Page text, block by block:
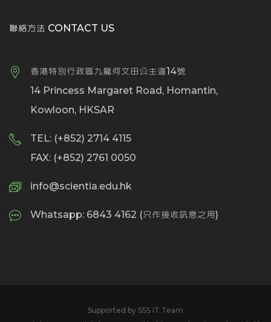
聯絡方法 CONTACT US
香港特別行政區九龍何文田公主道14號
14 Princess Margaret Road, Homantin,
Kowloon, HKSAR
TEL: (+852) 2714 4115
FAX: (+852) 2761 0050
info@scientia.edu.hk
Whatsapp: 6843 4162 (只作接收訊息之用)
Supported by SSS IT Team